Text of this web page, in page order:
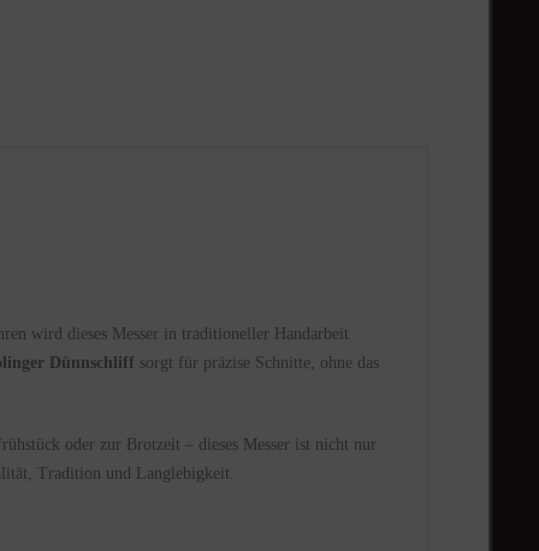
wird dieses Messer in traditioneller Handarbeit
Dünnschliff sorgt für präzise Schnitte, ohne das
oder zur Brotzeit – dieses Messer ist nicht nur
Tradition und Langlebigkeit.